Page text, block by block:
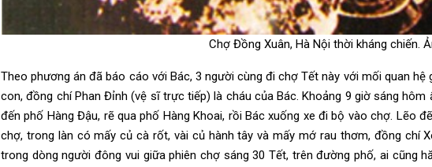
Chợ Đồng Xuân, Hà Nội thời kháng chiến.
Theo phương án đã báo cáo với Bác, 3 người cùng đi chợ Tết này với mối quan hệ
con, đồng chí Phan Đỉnh (vệ sĩ trực tiếp) là cháu của Bác. Khoảng 9 giờ sáng
đến phố Hàng Đậu, rẽ qua phố Hàng Khoai, rồi Bác xuống xe đi bộ vào chợ. Lẽo
chợ, trong làn có mấy củ cà rốt, vài củ hành tây và mấy mớ rau thơm, đồng chí
trong dòng người đông vui giữa phiên chợ sáng 30 Tết, trên đường phố, ai cũng